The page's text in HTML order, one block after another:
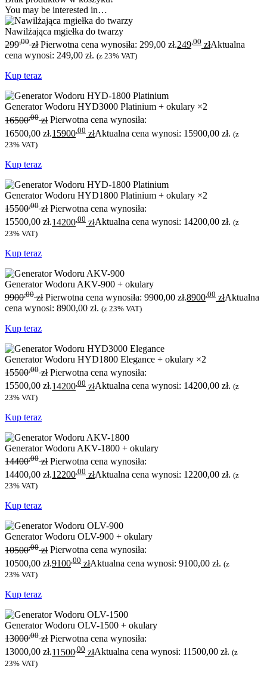
You may be interested in…
Nawilżająca mgiełka do twarzy
299,00 zł Pierwotna cena wynosiła: 299,00 zł.249,00 złAktualna
cena wynosi: 249,00 zł. (z 23% VAT)
Kup teraz
Generator Wodoru HYD3000 Platinium + okulary ×2
16500,00 zł Pierwotna cena wynosiła:
16500,00 zł.15900 ,00 złAktualna cena wynosi: 15900,00 zł. (z
23% VAT)
Kup teraz
Generator Wodoru HYD1800 Platinium + okulary ×2
15500,00 zł Pierwotna cena wynosiła:
15500,00 zł.14200 ,00 złAktualna cena wynosi: 14200,00 zł. (z
23% VAT)
Kup teraz
Generator Wodoru AKV-900 + okulary
9900,00 zł Pierwotna cena wynosiła: 9900,00 zł.8900 ,00 złAktualna
cena wynosi: 8900,00 zł. (z 23% VAT)
Kup teraz
Generator Wodoru HYD1800 Elegance + okulary ×2
15500,00 zł Pierwotna cena wynosiła:
15500,00 zł.14200 ,00 złAktualna cena wynosi: 14200,00 zł. (z
23% VAT)
Kup teraz
Generator Wodoru AKV-1800 + okulary
14400,00 zł Pierwotna cena wynosiła:
14400,00 zł.12200,00 złAktualna cena wynosi: 12200,00 zł. (z
23% VAT)
Kup teraz
Generator Wodoru OLV-900 + okulary
10500,00 zł Pierwotna cena wynosiła:
10500,00 zł.9100 ,00 złAktualna cena wynosi: 9100,00 zł. (z
23% VAT)
Kup teraz
Generator Wodoru OLV-1500 + okulary
13000,00 zł Pierwotna cena wynosiła:
13000,00 zł.11500 ,00 złAktualna cena wynosi: 11500,00 zł. (z
23% VAT)